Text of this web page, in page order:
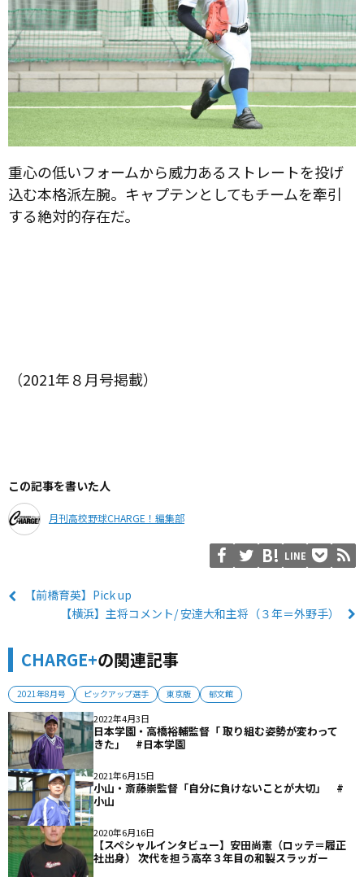
重心の低いフォームから威力あるストレートを投げ
込む本格派左腕。キャプテンとしてもチームを牽引
する絶対的存在だ。
（2021年８月号掲載）
この記事を書いた人
月刊高校野球CHARGE！編集部
LINE
【前橋育英】Pick up
【横浜】主将コメント/ 安達大和主将（３年＝外野手）
CHARGE+の関連記事
2021年8月号 ピックアップ選手 東京版 郁文館
2022年4月3日
日本学園・高橋裕輔監督「 取り組む姿勢が変わって
きた」 #日本学園
2021年6月15日
小山・斎藤崇監督「自分に負けないことが大切」 #
小山
2020年6月16日
【スペシャルインタビュー】安田尚憲（ロッテ＝履正
社出身） 次代を担う高卒３年目の和製スラッガー